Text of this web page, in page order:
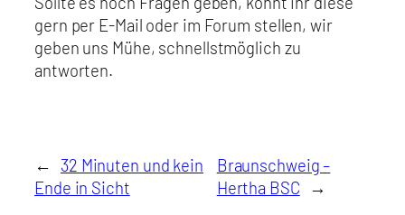
gern per E-Mail oder im Forum stellen, wir
geben uns Mühe, schnellstmöglich zu
antworten.
←
32 Minuten und kein
Ende in Sicht
Braunschweig –
Hertha BSC
→